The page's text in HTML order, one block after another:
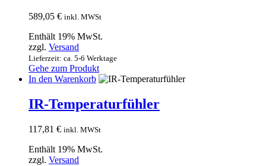
589,05 € inkl. MWSt
Enthält 19% MwSt.
zzgl. Versand
Lieferzeit: ca. 5-6 Werktage
Gehe zum Produkt
In den Warenkorb
IR-Temperaturfühler
117,81 € inkl. MWSt
Enthält 19% MwSt.
zzgl. Versand